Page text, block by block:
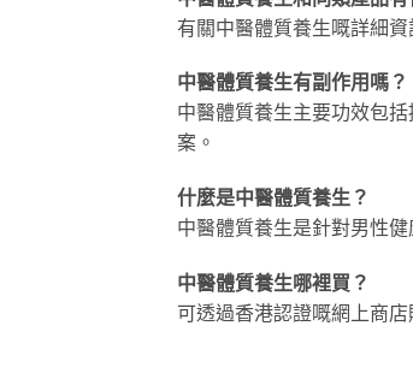
有關中醫體質養生嘅詳細
中醫體質養生有副作用嗎？
中醫體質養生主要功效包
案。
什麼是中醫體質養生？
中醫體質養生是針對男性
中醫體質養生哪裡買？
可透過香港認證嘅網上商